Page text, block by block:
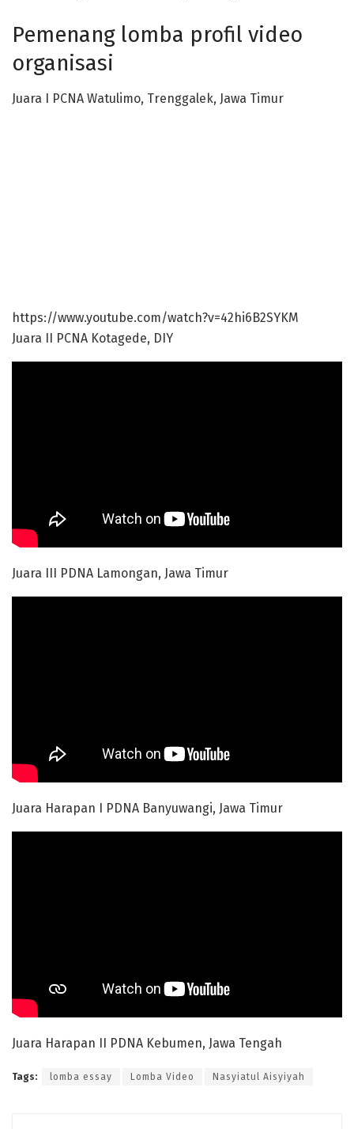
Pemenang lomba profil video
organisasi
Juara I PCNA Watulimo, Trenggalek, Jawa Timur
https://www.youtube.com/watch?v=42hi6B2SYKM
Juara II PCNA Kotagede, DIY
Juara III PDNA Lamongan, Jawa Timur
Juara Harapan I PDNA Banyuwangi, Jawa Timur
Juara Harapan II PDNA Kebumen, Jawa Tengah
Tags: lomba essay Lomba Video Nasyiatul Aisyiyah